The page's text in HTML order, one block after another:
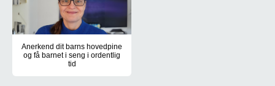
søvnbehov – et- til treårige op til 14 timer.
På sundhed.dk kan du læse mere om børn og
søvn.
I USA har man lavet et forsøg med børn, søvn
Anerkend dit barns hovedpine
og få barnet i seng i ordentlig
tid